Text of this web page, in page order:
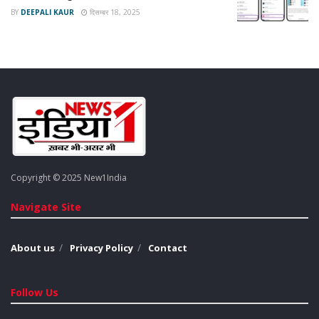
अपडेट से बाहर हो सकते हैं। वहीं macOS 27 के साथ इंटेल प्रोसेसर वाले
Mac कंप्यूटरों के लिए सॉफ्टवेयर सपोर्ट पूरी तरह समाप्त होने की संभावना
अब सभी की निगाहें WWDC 2026 पर टिकी हैं, जहां एपल अपने नए
साझा करेगा।
Tags: Apple iOS 27
BY DEEPALI KAUR दिसम्बर 18, 2025
Copyright © 2025 New1India
Navigate Site
About us Privacy Policy Contact
Follow Us